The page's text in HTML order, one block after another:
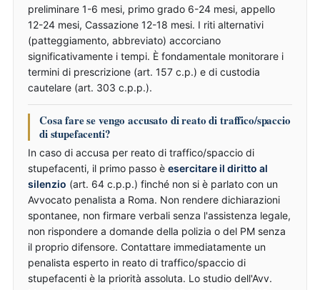
preliminare 1-6 mesi, primo grado 6-24 mesi, appello
12-24 mesi, Cassazione 12-18 mesi. I riti alternativi
(patteggiamento, abbreviato) accorciano
significativamente i tempi. È fondamentale monitorare i
termini di prescrizione (art. 157 c.p.) e di custodia
cautelare (art. 303 c.p.p.).
Cosa fare se vengo accusato di reato di traffico/spaccio
di stupefacenti?
In caso di accusa per reato di traffico/spaccio di
stupefacenti, il primo passo è esercitare il diritto al
silenzio (art. 64 c.p.p.) finché non si è parlato con un
Avvocato penalista a Roma. Non rendere dichiarazioni
spontanee, non firmare verbali senza l'assistenza legale,
non rispondere a domande della polizia o del PM senza
il proprio difensore. Contattare immediatamente un
penalista esperto in reato di traffico/spaccio di
stupefacenti è la priorità assoluta. Lo studio dell'Avv.